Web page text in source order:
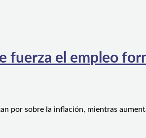
fuerza el empleo
por sobre la inflación, mientras